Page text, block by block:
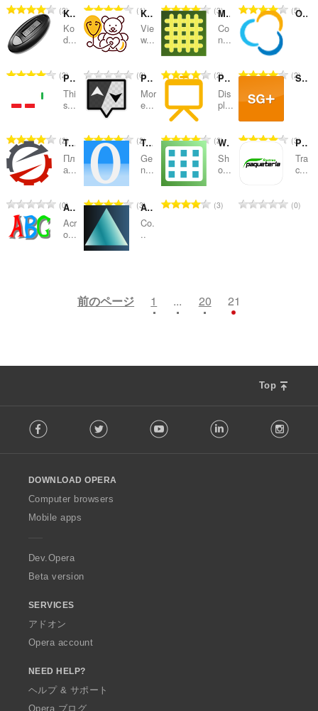
：
：
：
：
評
価
の
：
2
評
価
の
：
1
評
価
の
：
3
評
：
5
Kodebrikkesjekken
Ko
d...
評
価
の
：
2
Kids Way Clinic
Vie
w...
評
価
の
：
0
Metric Conversion
Co
n...
評
価
の
総
：
2
OZON.Travel
評
：
2
Period Formed By Double Space
Thi
s...
評
価
の
：
2
Picky
Mor
e...
評
価
の
：
2
Power BI Slider
Dis
pl...
評
価
の
：
2
SG Fórum tuning
評
価
の
：
3
TesLab Sync
Пл
а...
評
価
の
0
Typo Generator
Ge
n...
評
価
の
3
What day is it?
Sh
o...
評
3
Paqueteria Rastreo
Tra
c...
評
0
Acronymify
Acr
o...
Area of a Triangle
Co.
..
の
総
前のページ 1 ... 20 21
Top
o
w
O
p
a
Facebook Twitter Youtube LinkedIn
DOWNLOAD OPERA
Computer browsers
Mobile apps
Dev.Opera
Beta version
SERVICES
アドオン
Opera account
NEED HELP?
ヘルプ & サポート
Opera ブログ